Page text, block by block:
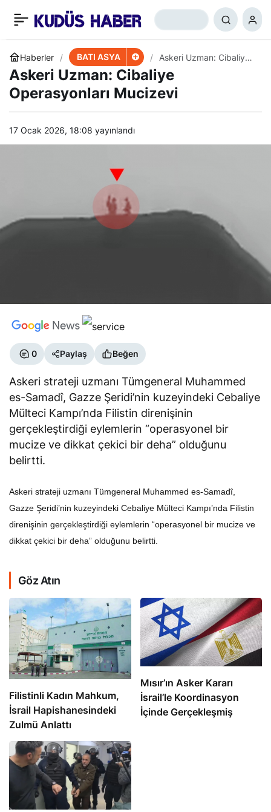
Haberler BATI ASYA
Askeri Uzman: Cibaliye
Askeri Uzman: Cibaliye
Operasyonları Mucizevi
17 Ocak 2026, 18:08 yayınlandı
0 Paylaş Beğen
Askeri strateji uzmanı Tümgeneral Muhammed
es-Samadî, Gazze Şeridi’nin kuzeyindeki Cebaliye
Mülteci Kampı’nda Filistin direnişinin
gerçekleştirdiği eylemlerin “operasyonel bir
mucize ve dikkat çekici bir deha” olduğunu
belirtti.
Askeri strateji uzmanı Tümgeneral Muhammed es-Samadî,
Gazze Şeridi’nin kuzeyindeki Cebaliye Mülteci Kampı’nda Filistin
direnişinin gerçekleştirdiği eylemlerin “operasyonel bir mucize ve
dikkat çekici bir deha” olduğunu belirtti.
Göz Atın
Filistinli Kadın Mahkum,
İsrail Hapishanesindeki
Zulmü Anlattı
Mısır’ın Asker Kararı
İsrail’le Koordinasyon
İçinde Gerçekleşmiş
Biden’ın Özel Temsilcisi
Lübnan’da
+ 0 Paylaş